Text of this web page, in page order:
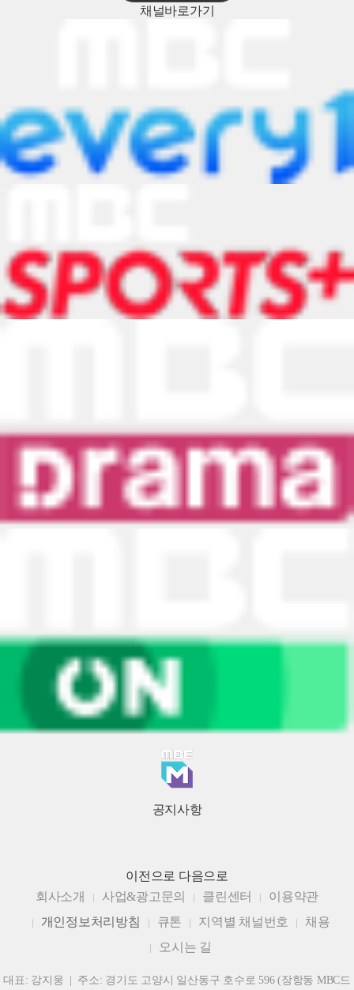
채널바로가기
공지사항
이전으로 다음으로
회사소개
사업&광고문의 클린센터
이용약관
개인정보처리방침
큐톤 지역별 채널번호
채용
오시는 길
대표: 강지웅 | 주소: 경기도 고양시 일산동구 호수로 596 (장항동 MBC드